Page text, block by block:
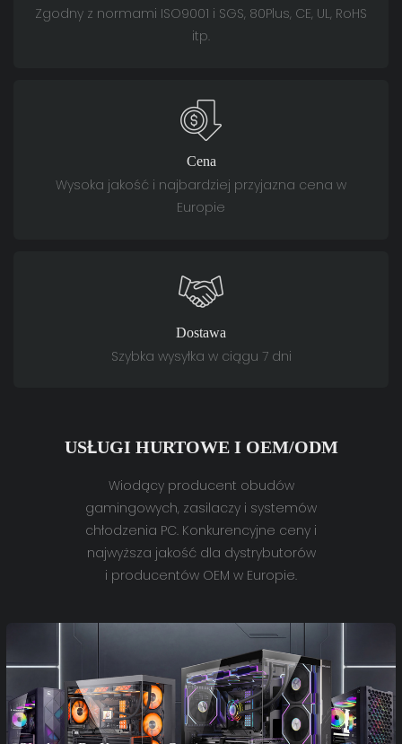
Zgodny z normami ISO9001 i SGS, 80Plus, CE, UL, RoHS
itp.
Cena
Wysoka jakość i najbardziej przyjazna cena w
Europie
Dostawa
Szybka wysyłka w ciągu 7 dni
USŁUGI HURTOWE I OEM/ODM
Wiodący producent obudów
gamingowych, zasilaczy i systemów
chłodzenia PC. Konkurencyjne ceny i
najwyższa jakość dla dystrybutorów
i producentów OEM w Europie.